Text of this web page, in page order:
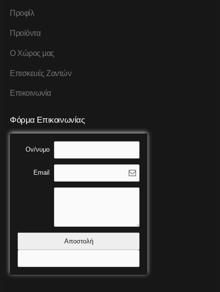
Προφίλ
Προϊόντα
Ο Χώρος μας
Επισκευές Ζαντών
Επικοινωνία
Φόρμα Επικοινωνίας
Ον/νυμο
Email
Αποστολή